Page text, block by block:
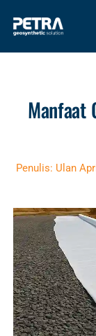
Manfaat
Penulis: Ulan